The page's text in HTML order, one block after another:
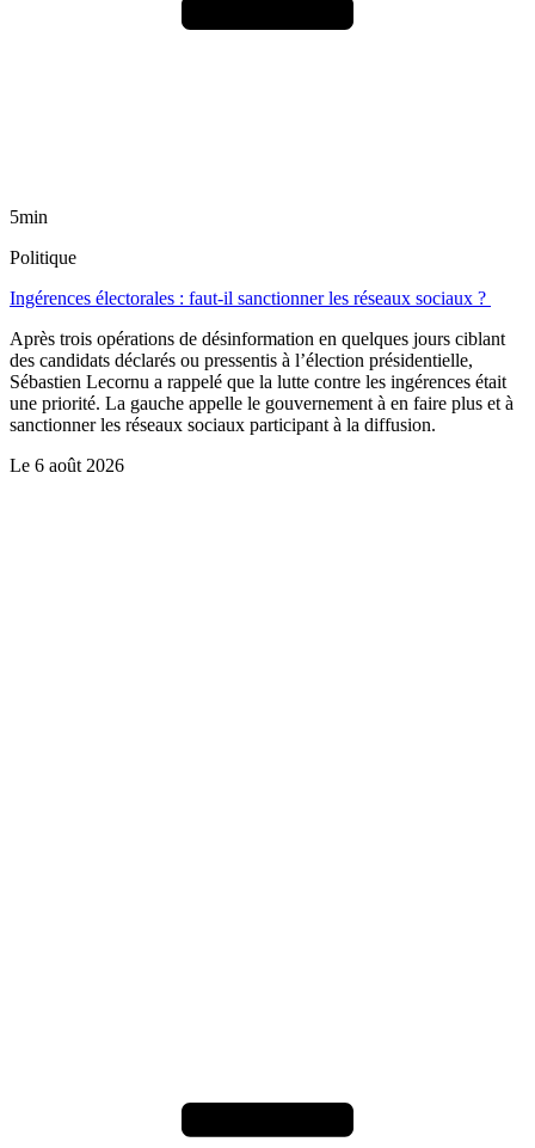
5min
Politique
Ingérences électorales : faut-il sanctionner les réseaux sociaux ?
Après trois opérations de désinformation en quelques jours ciblant
des candidats déclarés ou pressentis à l’élection présidentielle,
Sébastien Lecornu a rappelé que la lutte contre les ingérences était
une priorité. La gauche appelle le gouvernement à en faire plus et à
sanctionner les réseaux sociaux participant à la diffusion.
Le 6 août 2026